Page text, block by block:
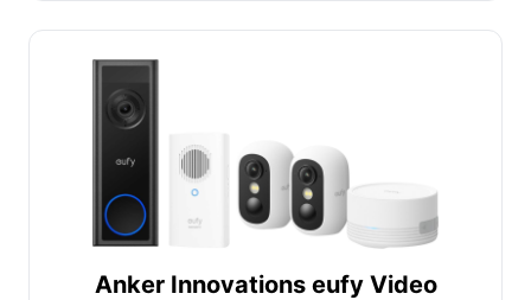
Anker Innovations eufy Video